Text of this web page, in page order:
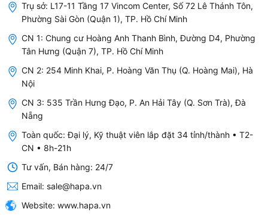
hơn.
thông thường.
Lõi Lọc CATION PARAGON có độ chống ăn mòn
cao
-CHỨC NĂNG:
Lõi lọc CATION có thể sắp xếp ở vị trí số 2 thay
cho lõi lọc OCB/UDF với nguồn nước thông
thường.
Loại bỏ hiệu quả Fe2+, Fe3+, Ca2+, Mg2+,
Mn2+... Giúp làm mềm nước, chống cặn bám,
Trụ sở: L17-11 Tầng 17 Vincom Center, Số 72 Lê Thánh Tôn,
Phường Sài Gòn (Quận 1), TP. Hồ Chí Minh
CN 1: Chung cư Hoàng Anh Thanh Bình, Đường D4, Phường
Tân Hưng (Quận 7), TP. Hồ Chí Minh
CN 2: 254 Minh Khai, P. Hoàng Văn Thụ (Q. Hoàng Mai), Hà
Nội
CN 3: 535 Trần Hưng Đạo, P. An Hải Tây (Q. Sơn Trà), Đà
Nẵng
Toàn quốc: Đại lý, Kỹ thuật viên lắp đặt 34 tỉnh/thành • T2-
CN • 8h-21h
Tư vấn, Bán hàng: 24/7
Email: sale@hapa.vn
Website: www.hapa.vn